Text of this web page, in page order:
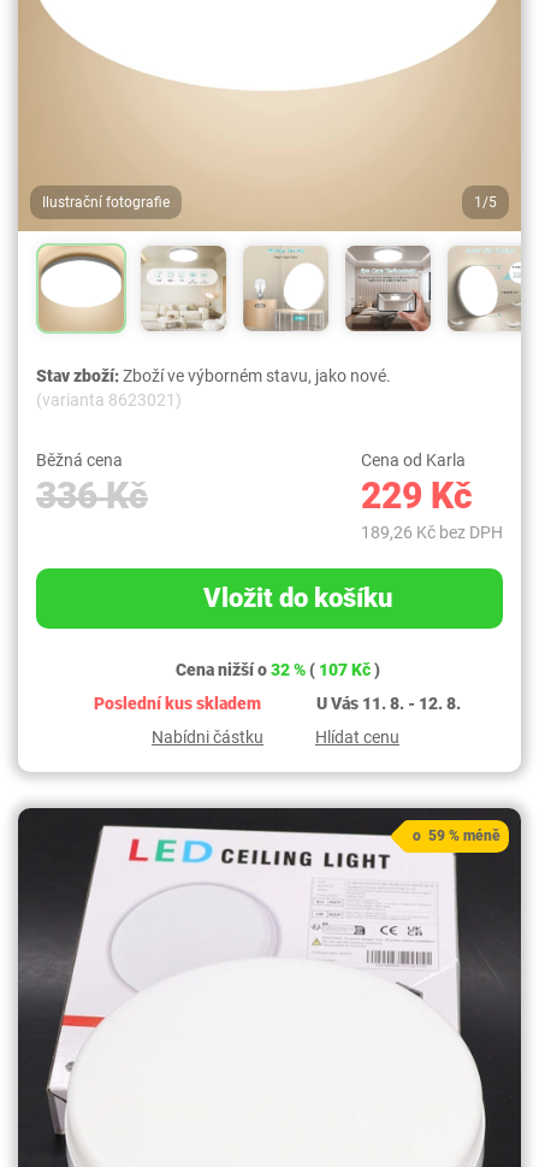
Ilustrační fotografie 1/5
Stav zboží:Zboží ve výborném stavu, jako nové.
(varianta 8623021)
Běžná cena
336 Kč
Cena od Karla
229 Kč
189,26 Kč bez DPH
Vložit do košíku
Cena nižší o32 %(107 Kč)
Poslední kus skladem
U Vás 11. 8. - 12. 8.
Nabídni částku
Hlídat cenu
o 59 % méně